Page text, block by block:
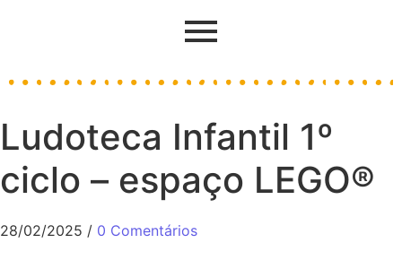
Ludoteca Infantil 1º
ciclo – espaço LEGO®
28/02/2025 / 0 Comentários